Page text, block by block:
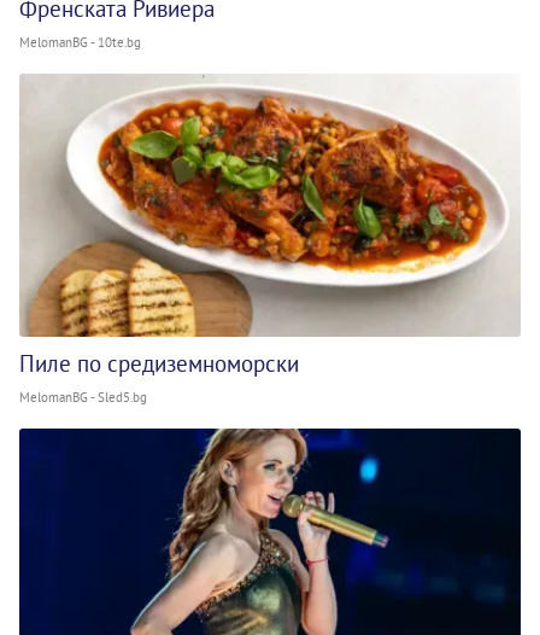
Френската Ривиера
MelomanBG - 10te.bg
Пиле по средиземноморски
MelomanBG - Sled5.bg